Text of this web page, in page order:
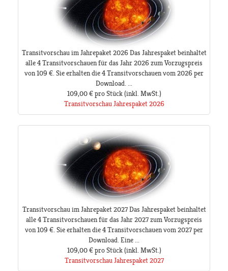
Transitvorschau im Jahrepaket 2026 Das Jahrespaket beinhaltet
alle 4 Transitvorschauen für das Jahr 2026 zum Vorzugspreis
von 109 €. Sie erhalten die 4 Transitvorschauen vom 2026 per
Download. ...
109,00 € pro Stück(inkl. MwSt.)
Transitvorschau Jahrespaket 2026
Transitvorschau im Jahrepaket 2027 Das Jahrespaket beinhaltet
alle 4 Transitvorschauen für das Jahr 2027 zum Vorzugspreis
von 109 €. Sie erhalten die 4 Transitvorschauen vom 2027 per
Download. Eine ...
109,00 € pro Stück(inkl. MwSt.)
Transitvorschau Jahrespaket 2027